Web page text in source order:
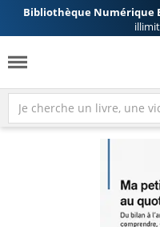
Bibliothèque Numérique